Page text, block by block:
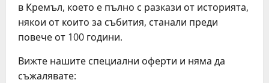
в Кремъл, което е пълно с разкази от историята,
някои от които за събития, станали преди
повече от 100 години.
Вижте нашите специални оферти и няма да
съжалявате: